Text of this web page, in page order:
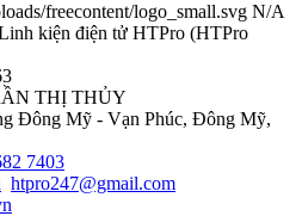
freecontent/logo_small.svg N/A
kiện điện tử HTPro (HTPro
THỊ THỦY
Đông Mỹ - Vạn Phúc, Đông Mỹ,
7403
htpro247@gmail.com